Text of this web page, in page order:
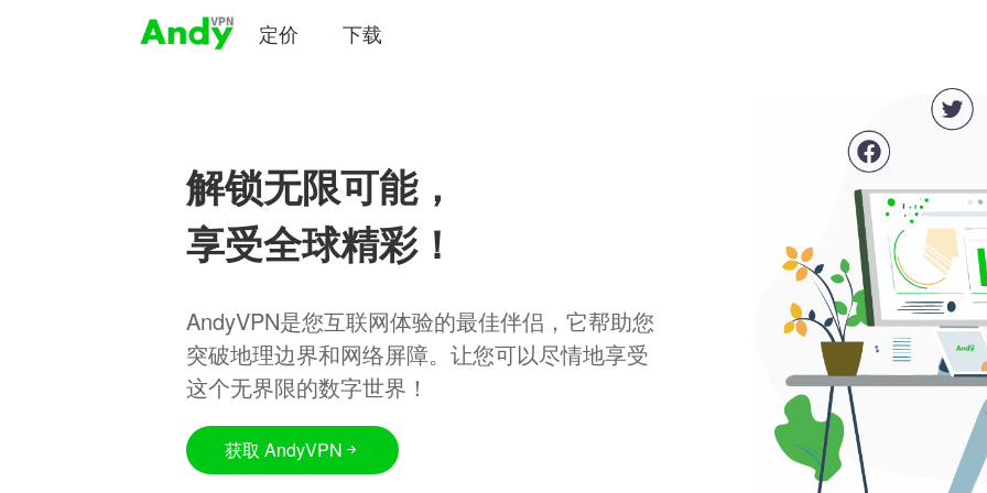
定价 下载
解锁无限可能，
享受全球精彩！
AndyVPN是您互联网体验的最佳伴侣，它帮助您
突破地理边界和网络屏障。让您可以尽情地享受
这个无界限的数字世界！
获取 AndyVPN